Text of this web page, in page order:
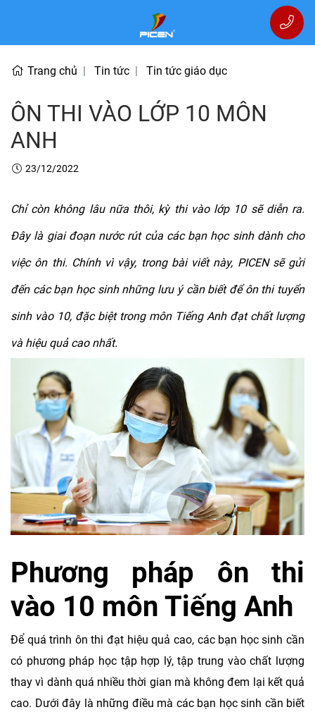
Trang chủ Tin tức Tin tức giáo dục
ÔN THI VÀO LỚP 10 MÔN
ANH
23/12/2022
Chỉ còn không lâu nữa thôi, kỳ thi vào lớp 10 sẽ diễn ra.
Đây là giai đoạn nước rút của các bạn học sinh dành cho
việc ôn thi. Chính vì vậy, trong bài viết này, PICEN sẽ gửi
đến các bạn học sinh những lưu ý cần biết để ôn thi tuyển
sinh vào 10, đặc biệt trong môn Tiếng Anh đạt chất lượng
và hiệu quả cao nhất.
Phương pháp ôn thi
vào 10 môn Tiếng Anh
Để quá trình ôn thi đạt hiệu quả cao, các bạn học sinh cần
có phương pháp học tập hợp lý, tập trung vào chất lượng
thay vì dành quá nhiều thời gian mà không đem lại kết quả
cao. Dưới đây là những điều mà các bạn học sinh cần biết